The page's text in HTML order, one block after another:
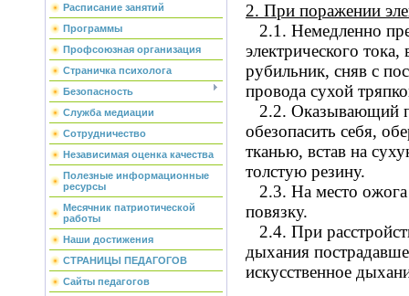
Расписание занятий
Программы
Профсоюзная организация
Страничка психолога
Безопасность
Служба медиации
Сотрудничество
Независимая оценка качества
Полезные информационные
ресурсы
Месячник патриотической
работы
Наши достижения
СТРАНИЦЫ ПЕДАГОГОВ
Сайты педагогов
2. При поражении
2.1. Немедленно
электрического
рубильник, сняв с
провода сухой
2.2. Оказывающий
обезопасить себя,
тканью, встав на
толстую резину.
2.3. На место
повязку.
2.4. При
дыхания
искусственное